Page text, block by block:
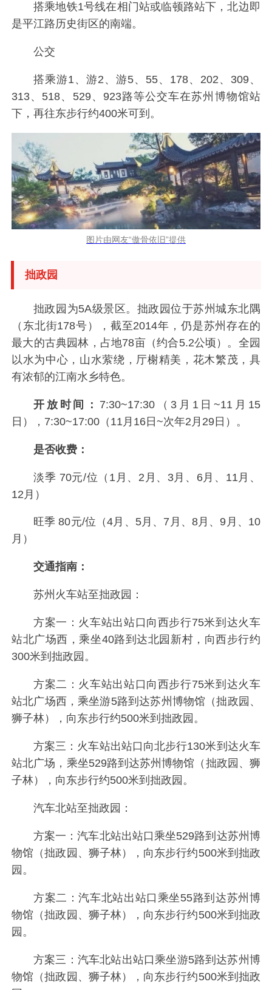
搭乘地铁1号线在相门站或临顿路站下，北边即
是平江路历史街区的南端。
公交
搭乘游1、游2、游5、55、178、202、309、
313、518、529、923路等公交车在苏州博物馆站
下，再往东步行约400米可到。
图片由网友“傲骨依旧”提供
拙政园
拙政园为5A级景区。拙政园位于苏州城东北隅
（东北街178号），截至2014年，仍是苏州存在的
最大的古典园林，占地78亩（约合5.2公顷）。全园
以水为中心，山水萦绕，厅榭精美，花木繁茂，具
有浓郁的江南水乡特色。
开放时间： 7:30~17:30（3月1日~11月15
日），7:30~17:00（11月16日~次年2月29日）。
是否收费：
淡季 70元/位（1月、2月、3月、6月、11月、
12月）
旺季 80元/位（4月、5月、7月、8月、9月、10
月）
交通指南：
苏州火车站至拙政园：
方案一：火车站出站口向西步行75米到达火车
站北广场西，乘坐40路到达北园新村，向西步行约
300米到拙政园。
方案二：火车站出站口向西步行75米到达火车
站北广场西，乘坐游5路到达苏州博物馆（拙政园、
狮子林），向东步行约500米到拙政园。
方案三：火车站出站口向北步行130米到达火车
站北广场，乘坐529路到达苏州博物馆（拙政园、狮
子林），向东步行约500米到拙政园。
汽车北站至拙政园：
方案一：汽车北站出站口乘坐529路到达苏州博
物馆（拙政园、狮子林），向东步行约500米到拙政
园。
方案二：汽车北站出站口乘坐55路到达苏州博
物馆（拙政园、狮子林），向东步行约500米到拙政
园。
方案三：汽车北站出站口乘坐游5路到达苏州博
物馆（拙政园、狮子林），向东步行约500米到拙政